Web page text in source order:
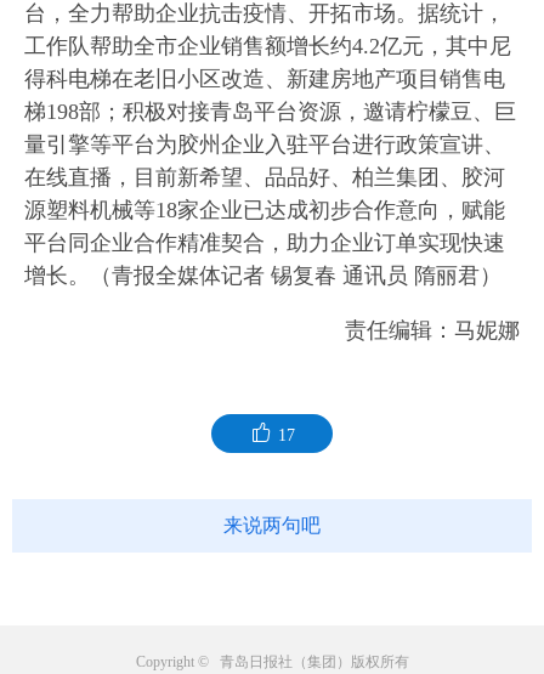
台，全力帮助企业抗击疫情、开拓市场。据统计，
工作队帮助全市企业销售额增长约4.2亿元，其中尼
得科电梯在老旧小区改造、新建房地产项目销售电
梯198部；积极对接青岛平台资源，邀请柠檬豆、巨
量引擎等平台为胶州企业入驻平台进行政策宣讲、
在线直播，目前新希望、品品好、柏兰集团、胶河
源塑料机械等18家企业已达成初步合作意向，赋能
平台同企业合作精准契合，助力企业订单实现快速
增长。（青报全媒体记者 锡复春 通讯员 隋丽君）
责任编辑：马妮娜
17
来说两句吧
Copyright © 青岛日报社（集团）版权所有